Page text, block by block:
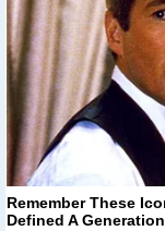
Remember These
Defined A Generation